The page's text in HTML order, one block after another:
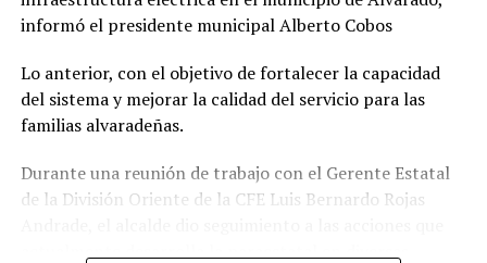
informó el presidente municipal Alberto Cobos
Lo anterior, con el objetivo de fortalecer la capacidad
del sistema y mejorar la calidad del servicio para las
familias alvaradeñas.
Durante una reunión de trabajo con el Gerente Estatal
de la División Oriente de la CFE Luis Bernardo Rojas